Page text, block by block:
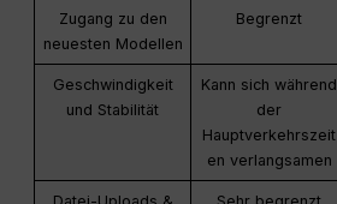
Zugang zu den
neuesten Modellen
Begrenzt
Geschwindigkeit
und Stabilität
Kann sich während
der
Hauptverkehrszeit
en verlangsamen